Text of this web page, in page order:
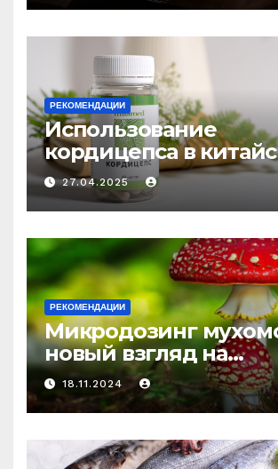
РЕКОМЕНДАЦИИ
Использование
кордицепса в
медицине:
средство против
и истощения
27.04.2025
РЕКОМЕНДАЦИИ
Микродозинг
новый взгляд на
психоделику
18.11.2024